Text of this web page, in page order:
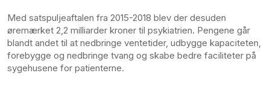
Med satspuljeaftalen fra 2015-2018 blev der desuden
øremærket 2,2 milliarder kroner til psykiatrien. Pengene går
blandt andet til at nedbringe ventetider, udbygge kapaciteten,
forebygge og nedbringe tvang og skabe bedre faciliteter på
sygehusene for patienterne.